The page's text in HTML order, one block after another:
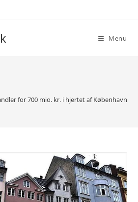
Menu
for 700 mio. kr. i hjertet af København